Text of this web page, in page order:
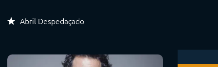
Abril Despedaçado